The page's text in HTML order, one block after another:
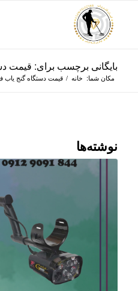
بایگانی برچسب برای: قیمت
مکان شما: خانه / قیمت دستگاه گنج یاب
نوشته‌ها